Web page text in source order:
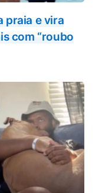
praia e vira
com “roubo